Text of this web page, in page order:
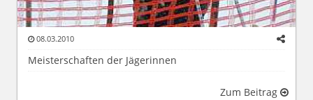
08.03.2010
Meisterschaften der Jägerinnen
Zum Beitrag